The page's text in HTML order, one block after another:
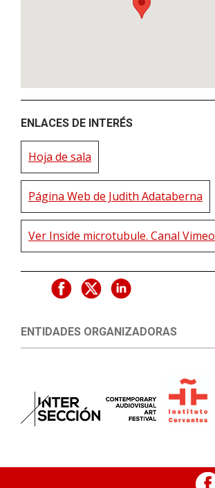
ENLACES DE INTERÉS
Hoja de sala
Página Web de Judith Adataberna
Ver Inside microtubule. Canal Vimeo
ENTIDADES ORGANIZADORAS